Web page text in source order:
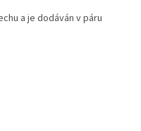
a je dodáván v páru